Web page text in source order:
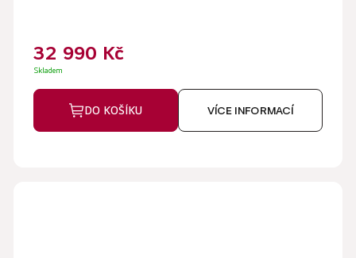
5
hvězdiček.
32 990 Kč
Skladem
DO KOŠÍKU VÍCE INFORMACÍ